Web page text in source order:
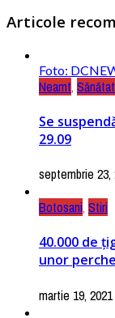
Articole
Foto:
Neamt,
Se
29.09
septembrie 23,
Botosani, Stiri
40.000 de
unor
martie 19, 2021